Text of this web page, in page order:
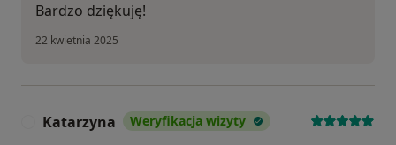
Bardzo dziękuję!
22 kwietnia 2025
Katarzyna Weryfikacja wizyty